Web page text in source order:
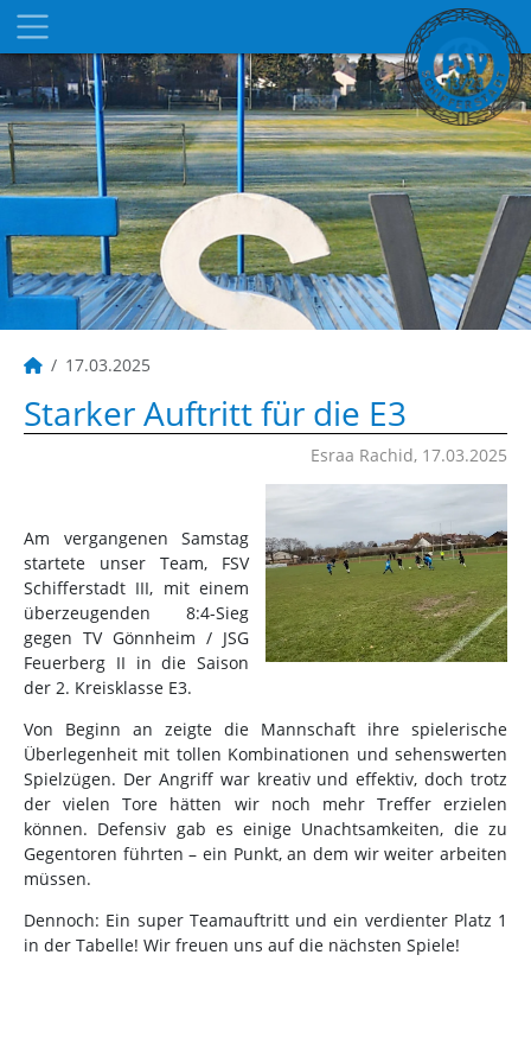
17.03.2025
Starker Auftritt für die E3
Esraa Rachid, 17.03.2025
Am vergangenen Samstag
startete unser Team, FSV
Schifferstadt III, mit einem
überzeugenden 8:4-Sieg
gegen TV Gönnheim / JSG
Feuerberg II in die Saison
der 2. Kreisklasse E3.
Von Beginn an zeigte die Mannschaft ihre spielerische
Überlegenheit mit tollen Kombinationen und sehenswerten
Spielzügen. Der Angriff war kreativ und effektiv, doch trotz
der vielen Tore hätten wir noch mehr Treffer erzielen
können. Defensiv gab es einige Unachtsamkeiten, die zu
Gegentoren führten – ein Punkt, an dem wir weiter arbeiten
müssen.
Dennoch: Ein super Teamauftritt und ein verdienter Platz 1
in der Tabelle! Wir freuen uns auf die nächsten Spiele!